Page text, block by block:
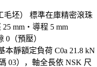
毛坯） 標準在庫精密滾珠
mm・導程 5 mm
0（預壓）
本靜額定負荷 C0a 21.8 kN
03），軸全長依 NSK 尺